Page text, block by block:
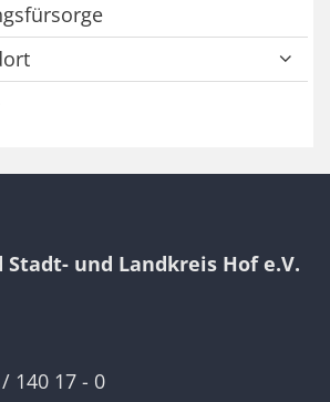
und Landkreis Hof e.V.
140 17 - 0